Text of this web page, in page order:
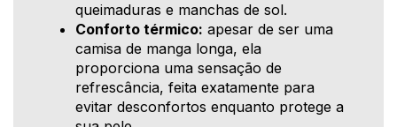
queimaduras e manchas de sol.
Conforto térmico: apesar de ser uma
camisa de manga longa, ela
proporciona uma sensação de
refrescância, feita exatamente para
evitar desconfortos enquanto protege a